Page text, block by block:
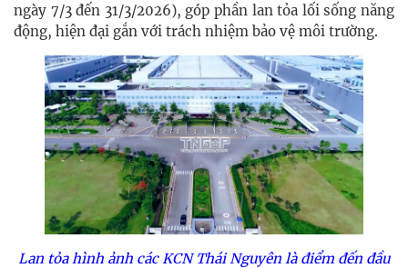
ngày 7/3 đến 31/3/2026), góp phần lan tỏa lối sống năng
động, hiện đại gắn với trách nhiệm bảo vệ môi trường.
Lan tỏa hình ảnh các KCN Thái Nguyên là điểm đến đầu